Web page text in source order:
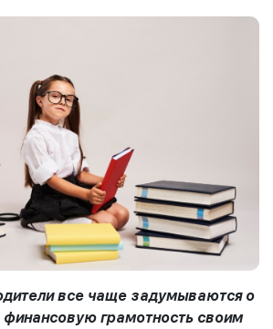
все чаще задумываются о
финансовую грамотность своим